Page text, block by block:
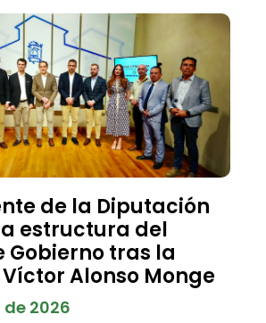
de la Diputación
estructura del
Gobierno tras la
Alonso Monge
2026